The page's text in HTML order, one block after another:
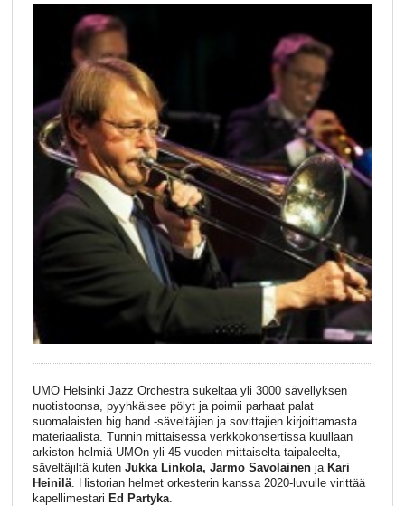
UMO Helsinki Jazz Orchestra sukeltaa yli 3000 sävellyksen
nuotistoonsa, pyyhkäisee pölyt ja poimii parhaat palat
suomalaisten big band -säveltäjien ja sovittajien kirjoittamasta
materiaalista. Tunnin mittaisessa verkkokonsertissa kuullaan
arkiston helmiä UMOn yli 45 vuoden mittaiselta taipaleelta,
säveltäjiltä kuten Jukka Linkola, Jarmo Savolainen jaKari
Heinilä. Historian helmet orkesterin kanssa 2020-luvulle virittää
kapellimestari Ed Partyka.